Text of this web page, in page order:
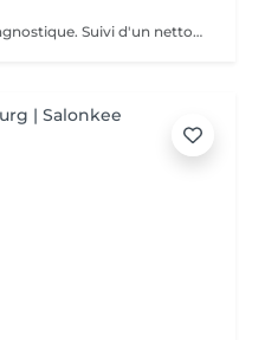
Ce soin visage vous offre: Un diagnostique. Suivi d'un nettoyage en profondeur de votre peau, et un massage Miracle Face qui a un effet de lifting immédiat , ce massage facial dégonfle, accentue les formes du visage et favorise la revitalisation naturelle de la peau.